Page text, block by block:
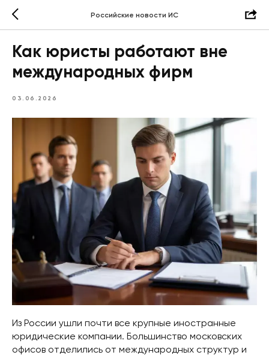
Российские новости ИС
Как юристы работают вне
международных фирм
03.06.2026
Из России ушли почти все крупные иностранные
юридические компании. Большинство московских
офисов отделились от международных структур и